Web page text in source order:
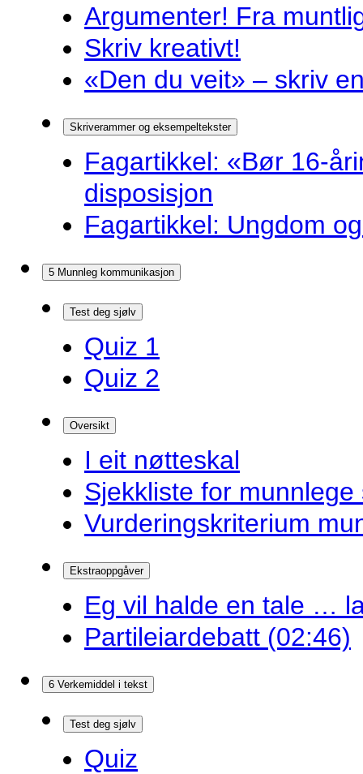
Argumenter! Fra
Skriv kreativt!
«Den du veit» – skriv
Skriverammer og eksempeltekster
Fagartikkel: «Bør 16-
disposisjon
Fagartikkel: Ungdom
5 Munnleg kommunikasjon
Test deg sjølv
Quiz 1
Quiz 2
Oversikt
I eit nøtteskal
Sjekkliste for munnlege
Vurderingskriterium
Ekstraoppgåver
Eg vil halde en tale …
Partileiardebatt (02:46)
6 Verkemiddel i tekst
Test deg sjølv
Quiz